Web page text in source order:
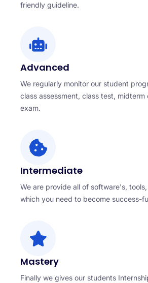
friendly guideline.
Advanced
We regularly monitor our student
class assessment, class test, midterm
exam.
Intermediate
We are provide all of software's,
which you need to become success-
Mastery
Finally we gives our students